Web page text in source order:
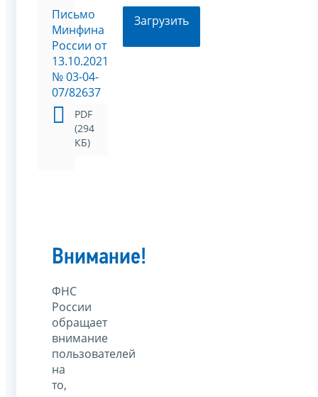
Письмо
Минфина
России от
13.10.2021
№ 03-04-
07/82637
PDF
(294
КБ)
Загрузить
Внимание!
ФНС
России
обращает
внимание
пользователей
на
то,